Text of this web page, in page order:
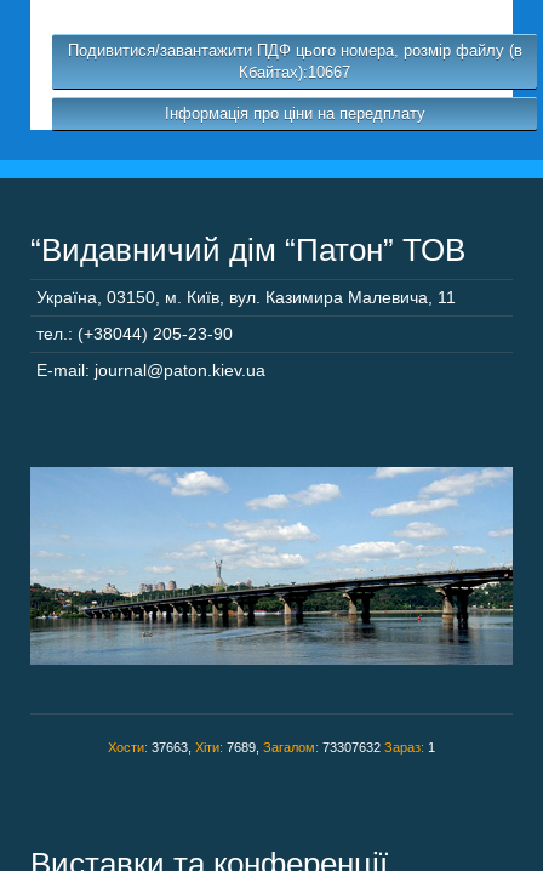
Подивитися/завантажити ПДФ цього номера, розмір файлу (в
Кбайтах):10667
Інформація про ціни на передплату
“Видавничий дім “Патон” ТОВ
Україна 03150 м. Київ, вул. Казимира Малевича, 11
тел.: (+38044) 205-23-90
E-mail: journal@paton.kiev.ua
Хости: 37663, Хіти: 7689, Загалом: 73307632 Зараз: 1